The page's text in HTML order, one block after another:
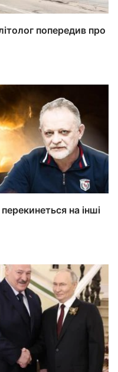
попередив про
на інші